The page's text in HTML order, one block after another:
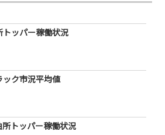
トッパー稼働状況
ック市況平均値
所トッパー稼働状況